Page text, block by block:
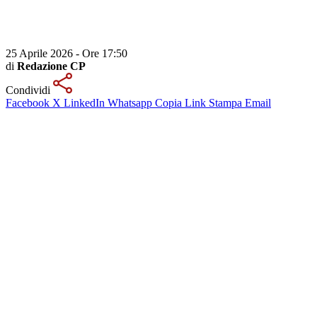
25 Aprile 2026 - Ore 17:50
di Redazione CP
Condividi
Facebook X LinkedIn Whatsapp Copia Link Stampa Email